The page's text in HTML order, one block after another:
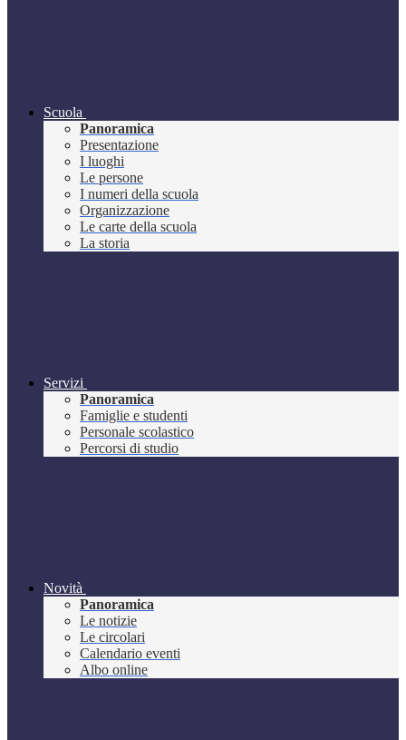
Scuola
Panoramica
Presentazione
I luoghi
Le persone
I numeri della scuola
Organizzazione
Le carte della scuola
La storia
Servizi
Panoramica
Famiglie e studenti
Personale scolastico
Percorsi di studio
Novità
Panoramica
Le notizie
Le circolari
Calendario eventi
Albo online